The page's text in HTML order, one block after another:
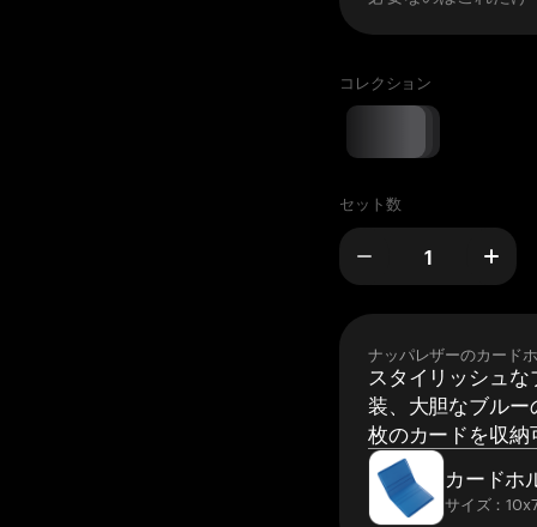
コレクション
セット数
ナッパレザーのカード
スタイリッシュ
装、大胆なブルー
枚のカードを収納
カードホ
サイズ：